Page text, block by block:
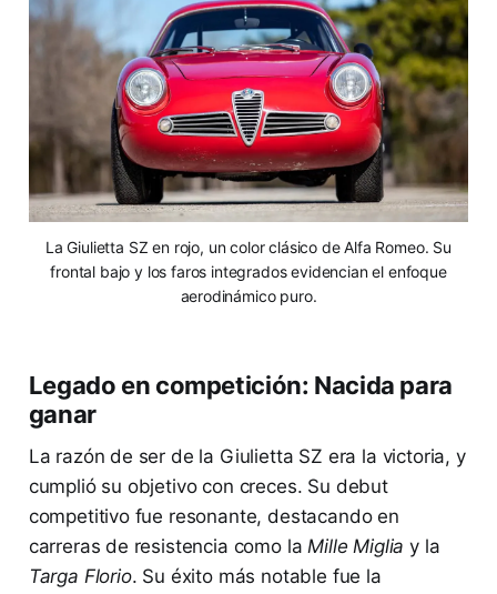
La Giulietta SZ en rojo, un color clásico de Alfa Romeo. Su
frontal bajo y los faros integrados evidencian el enfoque
aerodinámico puro.
Legado en competición: Nacida para
ganar
La razón de ser de la Giulietta SZ era la victoria, y
cumplió su objetivo con creces. Su debut
competitivo fue resonante, destacando en
carreras de resistencia como laMille Miglia y la
Targa Florio. Su éxito más notable fue la